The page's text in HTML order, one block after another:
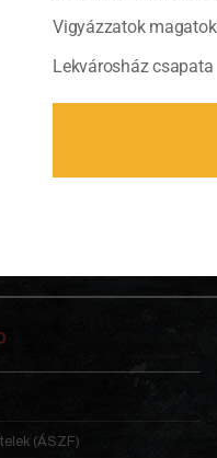
(ÁSZF)
Vigyázzatok
Lekvárosház csapata